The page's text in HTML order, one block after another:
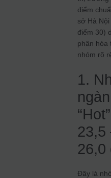
điểm
sở Hà
điểm 30)
phân hóa
nhóm rõ
1.
23,5
26,0
Đây là